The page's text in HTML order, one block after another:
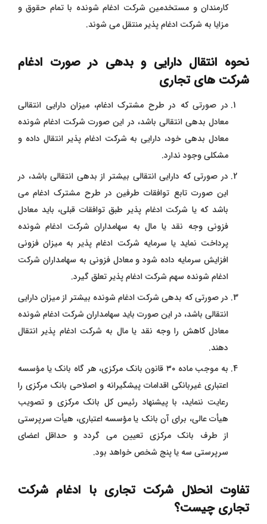
کارمندان و مستخدمین شرکت ادغام شونده با تمام حقوق و
مزایا به شرکت ادغام پذیر منتقل می ‌شوند.
نحوه انتقال دارایی و بدهی در صورت ادغام
شرکت های تجاری
در صورتی که در طرح مشترک ادغام، میزان دارایی انتقالی
معادل بدهی انتقالی باشد، در این صورت شرکت ادغام شونده
معادل بدهی خود، دارایی به شرکت ادغام پذیر انتقال داده و
مشکلی وجود ندارد.
در صورتی که دارایی انتقالی بیشتر از بدهی انتقالی باشد، در
این صورت تابع توافقات طرفین در طرح مشترک ادغام می
‌باشد که یا شرکت ادغام پذیر طبق توافقات قبلی، باید معادل
فزونی وجه نقد یا مال به سهامداران شرکت ادغام ‌شونده
پرداخت نماید یا سرمایه شرکت ادغام‌ پذیر به میزان فزونی
افزایش سرمایه داده شود و معادل فزونی به سهامداران شرکت
ادغام ‌شونده سهم شرکت ادغام ‌پذیر تعلق گیرد.
در صورتی که بدهی شرکت ادغام‌ شونده بیشتر از میزان دارایی
انتقالی باشد، در این صورت باید سهامداران شرکت ادغام ‌شونده
معادل کاهش را وجه نقد یا مال به شرکت ادغام ‌پذیر انتقال
دهند.
به موجب ماده ۳۰ قانون بانک مرکزی، هر گاه بانک یا مؤسسه
اعتباری غیربانکی اقدامات پیشگیرانه و اصلاحی بانک مرکزی را
رعایت ننماید، با پیشنهاد رئیس کل بانک مرکزی و تصویب
هیأت عالی، برای آن بانک یا مؤسسه اعتباری، هیأت سرپرستی
از طرف بانک مرکزی تعیین می‌ گردد و حداقل اعضای
سرپرستی سه یا پنج شخص خواهد بود.
تفاوت انحلال شرکت تجاری با ادغام شرکت
تجاری چیست؟